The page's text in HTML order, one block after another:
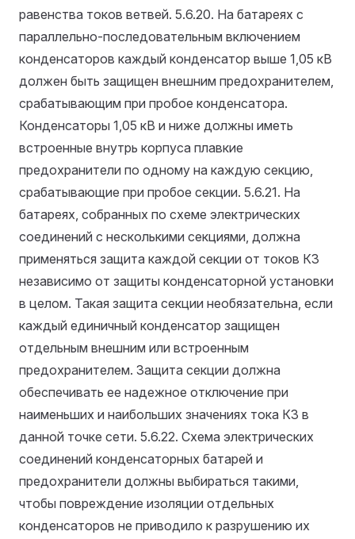
равенства токов ветвей. 5.6.20. На батареях с
параллельно-последовательным включением
конденсаторов каждый конденсатор выше 1,05 кВ
должен быть защищен внешним предохранителем,
срабатывающим при пробое конденсатора.
Конденсаторы 1,05 кВ и ниже должны иметь
встроенные внутрь корпуса плавкие
предохранители по одному на каждую секцию,
срабатывающие при пробое секции. 5.6.21. На
батареях, собранных по схеме электрических
соединений с несколькими секциями, должна
применяться защита каждой секции от токов КЗ
независимо от защиты конденсаторной установки
в целом. Такая защита секции необязательна, если
каждый единичный конденсатор защищен
отдельным внешним или встроенным
предохранителем. Защита секции должна
обеспечивать ее надежное отключение при
наименьших и наибольших значениях тока КЗ в
данной точке сети. 5.6.22. Схема электрических
соединений конденсаторных батарей и
предохранители должны выбираться такими,
чтобы повреждение изоляции отдельных
конденсаторов не приводило к разрушению их